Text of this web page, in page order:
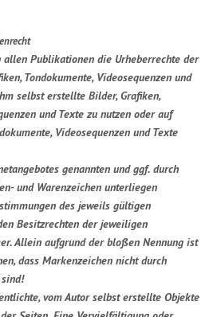
allen Publikationen die Urheberrechte der
Tondokumente, Videosequenzen und
selbst erstellte Bilder, Grafiken,
und Texte zu nutzen oder auf
Videosequenzen und Texte
genannten und ggf. durch
und Warenzeichen unterliegen
des jeweils gültigen
Besitzrechten der jeweiligen
Allein aufgrund der bloßen Nennung ist
dass Markenzeichen nicht durch
vom Autor selbst erstellte Objekte